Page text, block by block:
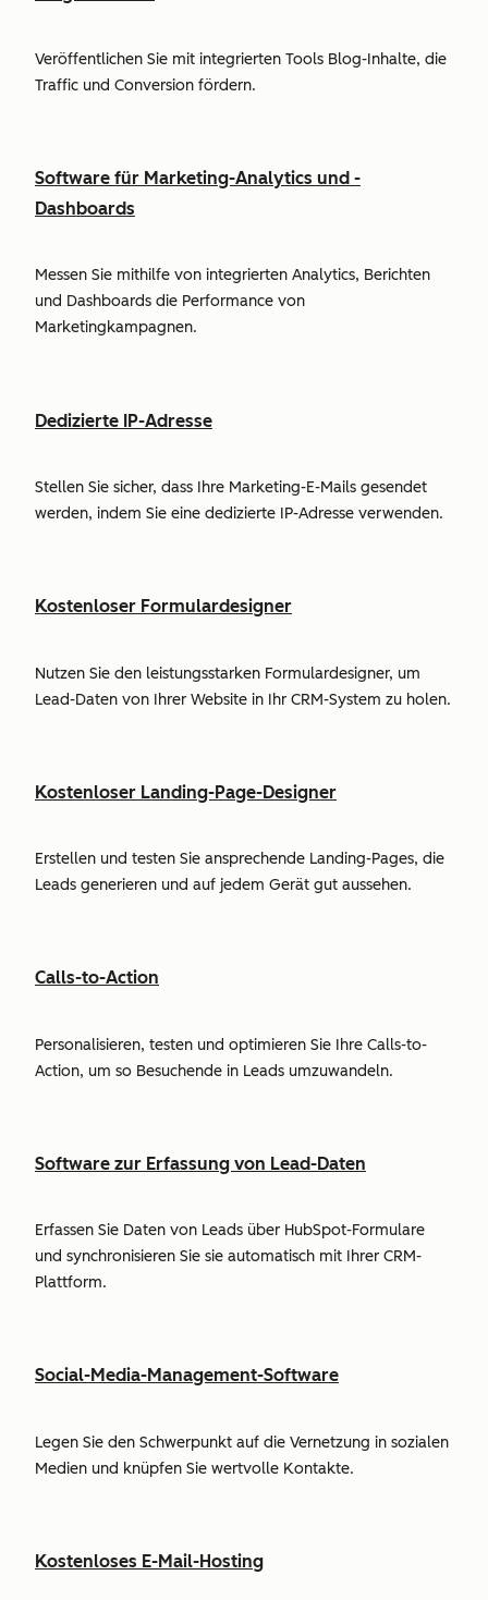
Veröffentlichen Sie mit integrierten Tools Blog-Inhalte, die
Traffic und Conversion fördern.
Software für Marketing-Analytics und -
Dashboards
Messen Sie mithilfe von integrierten Analytics, Berichten
und Dashboards die Performance von
Marketingkampagnen.
Dedizierte IP-Adresse
Stellen Sie sicher, dass Ihre Marketing-E-Mails gesendet
werden, indem Sie eine dedizierte IP-Adresse verwenden.
Kostenloser Formulardesigner
Nutzen Sie den leistungsstarken Formulardesigner, um
Lead-Daten von Ihrer Website in Ihr CRM-System zu holen.
Kostenloser Landing-Page-Designer
Erstellen und testen Sie ansprechende Landing-Pages, die
Leads generieren und auf jedem Gerät gut aussehen.
Calls-to-Action
Personalisieren, testen und optimieren Sie Ihre Calls-to-
Action, um so Besuchende in Leads umzuwandeln.
Software zur Erfassung von Lead-Daten
Erfassen Sie Daten von Leads über HubSpot-Formulare
und synchronisieren Sie sie automatisch mit Ihrer CRM-
Plattform.
Social-Media-Management-Software
Legen Sie den Schwerpunkt auf die Vernetzung in sozialen
Medien und knüpfen Sie wertvolle Kontakte.
Kostenloses E-Mail-Hosting